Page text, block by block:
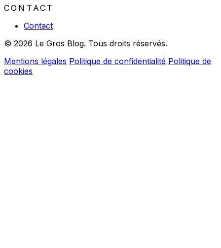
CONTACT
Contact
© 2026 Le Gros Blog. Tous droits réservés.
Mentions légales Politique de confidentialité Politique de
cookies